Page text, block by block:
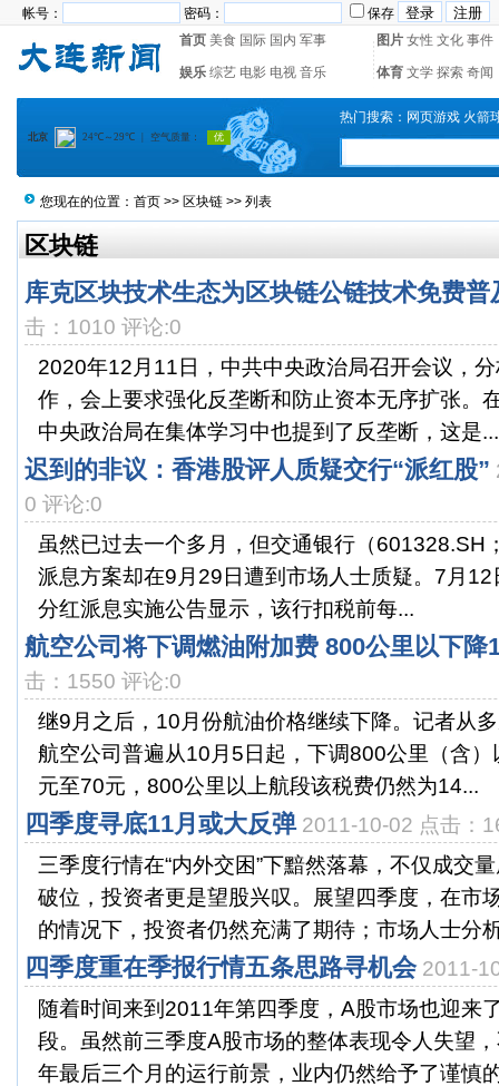
帐号： 密码：
保存
首页 美食 国际 国内 军事 图片 女性 文化 事件
娱乐 综艺 电影 电视 音乐 体育 文学 探索 奇闻
热门搜索： 网页游戏 火箭
您现在的位置： 首页 >> 区块链 >> 列表
区块链
库克区块技术生态为区块链公链技术免费普
击：1010 评论:0
2020年12月11日，中共中央政治局召开会议，
作，会上要求强化反垄断和防止资本无序扩张。
中央政治局在集体学习中也提到了反垄断，这是...
迟到的非议：香港股评人质疑交行“派红股”
0 评论:0
虽然已过去一个多月，但交通银行（601328.SH
派息方案却在9月29日遭到市场人士质疑。7月
分红派息实施公告显示，该行扣税前每...
航空公司将下调燃油附加费 800公里以下降
击：1550 评论:0
继9月之后，10月份航油价格继续下降。记者从
航空公司普遍从10月5日起，下调800公里（含
元至70元，800公里以上航段该税费仍然为14...
四季度寻底11月或大反弹 2011-10-02 点击：
三季度行情在“内外交困”下黯然落幕，不仅成交
破位，投资者更是望股兴叹。展望四季度，在市
的情况下，投资者仍然充满了期待；市场人士分
四季度重在季报行情五条思路寻机会 2011-
随着时间来到2011年第四季度，A股市场也迎来
段。虽然前三季度A股市场的整体表现令人失望
年最后三个月的运行前景，业内仍然给予了谨慎